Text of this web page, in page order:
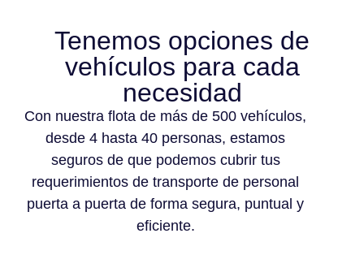
Tenemos opciones de
vehículos para cada
necesidad
Con nuestra flota de más de 500 vehículos,
desde 4 hasta 40 personas, estamos
seguros de que podemos cubrir tus
requerimientos de transporte de personal
puerta a puerta de forma segura, puntual y
eficiente.